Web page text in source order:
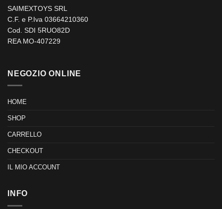
SAIMEXTOYS SRL
C.F. e P.Iva 03664210360
Cod. SDI 5RUO82D
REA MO-407229
NEGOZIO ONLINE
HOME
SHOP
CARRELLO
CHECKOUT
IL MIO ACCOUNT
INFO